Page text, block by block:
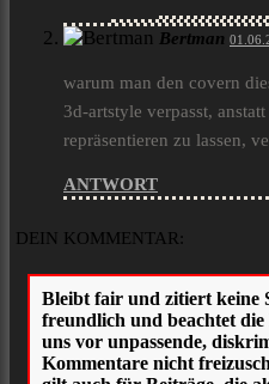
Bertman
warum man den covern
3d-artstyle verpasst,
repräsentieren zu lassen,
ANTWORT
DEIN KOMMENTAR: